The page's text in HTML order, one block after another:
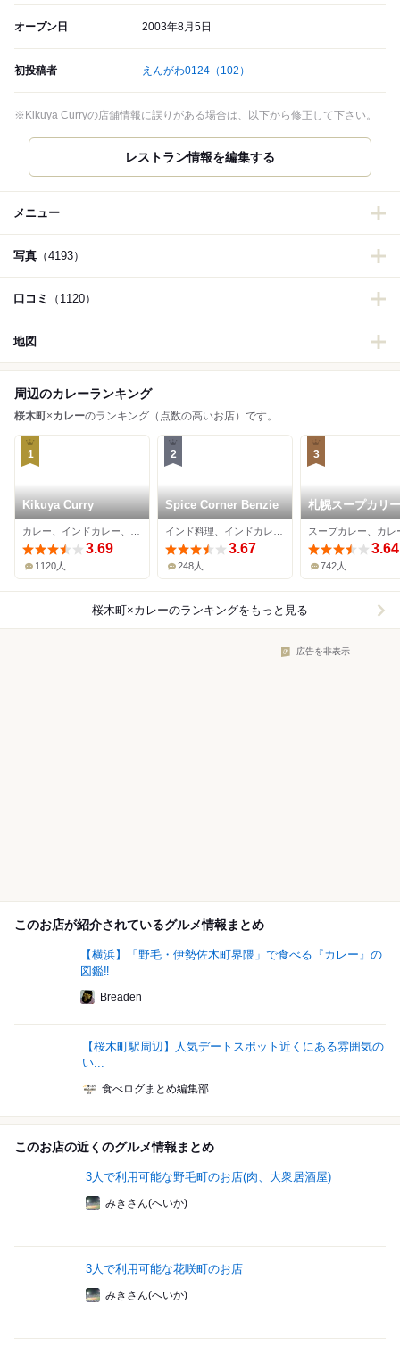
オープン日 2003年8月5日
初投稿者 えんがわ0124 （102）
※Kikuya Curryの店舗情報に誤りがある場合は、以下から修正して下さい。
レストラン情報を編集する
メニュー
写真 （4193）
口コミ （1120）
地図
周辺のカレーランキング
桜木町×カレーのランキング（点数の高いお店）です。
1
Kikuya Curry
3.69
1120人
2
Spice Corner Benzie
3.67
248人
3
札幌スープカリ
ナンダ
スープカレー、カレ
3.64
742人
桜木町×カレーのランキングをもっと見る
広告を非表示
このお店が紹介されているグルメ情報まとめ
【横浜】「野毛・伊勢佐木町界隈」で食べる『カレー』の
図鑑‼
Breaden
【桜木町駅周辺】人気デートスポット近くにある雰囲気の
い...
食べログまとめ編集部
このお店の近くのグルメ情報まとめ
3人で利用可能な野毛町のお店(肉、大衆居酒屋)
みきさん(へいか)
3人で利用可能な花咲町のお店
みきさん(へいか)